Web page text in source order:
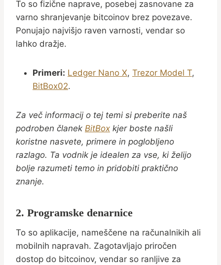
To so fizične naprave, posebej zasnovane za
varno shranjevanje bitcoinov brez povezave.
Ponujajo najvišjo raven varnosti, vendar so
lahko dražje.
Primeri: Ledger Nano X, Trezor Model T,
BitBox02.
Za več informacij o tej temi si preberite naš
podroben članek BitBox kjer boste našli
koristne nasvete, primere in poglobljeno
razlago. Ta vodnik je idealen za vse, ki želijo
bolje razumeti temo in pridobiti praktično
znanje.
2. Programske denarnice
To so aplikacije, nameščene na računalnikih ali
mobilnih napravah. Zagotavljajo priročen
dostop do bitcoinov, vendar so ranljive za